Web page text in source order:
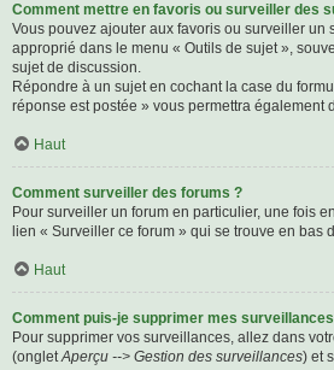
Comment mettre en favoris ou surveiller des
Vous pouvez ajouter aux favoris ou surveiller un
approprié dans le menu « Outils de sujet »,
sujet de discussion.
Répondre à un sujet en cochant la case du
réponse est postée » vous permettra également
Haut
Comment surveiller des forums ?
Pour surveiller un forum en particulier, une fois
lien « Surveiller ce forum » qui se trouve en bas
Haut
Comment puis-je supprimer mes
Pour supprimer vos surveillances, allez dans
(ongletAperçu --> Gestion des surveillances) et